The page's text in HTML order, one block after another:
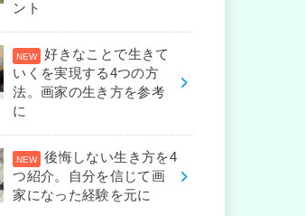
ント
好きなことで生きて
いくを実現する4つの方
法。画家の生き方を参考
に
後悔しない生き方を4
つ紹介。自分を信じて画
家になった経験を元に